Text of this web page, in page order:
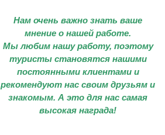
Нам очень важно знать ваше
мнение о нашей работе.
Мы любим нашу работу, поэтому
туристы становятся нашими
постоянными клиентами и
рекомендуют нас своим друзьям и
знакомым. А это для нас самая
высокая награда!